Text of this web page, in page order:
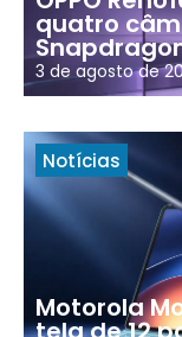
quatro
3 de agosto de
Notícias
Motorola